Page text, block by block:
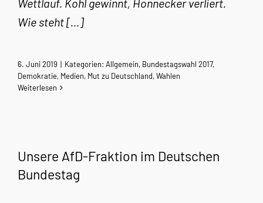
Wettlauf. Kohl gewinnt, Honnecker verliert.
Wie steht […]
6. Juni 2019 | Kategorien: Allgemein, Bundestagswahl 2017,
Demokratie, Medien, Mut zu Deutschland,Wahlen
Weiterlesen
Unsere AfD-Fraktion im Deutschen
Bundestag